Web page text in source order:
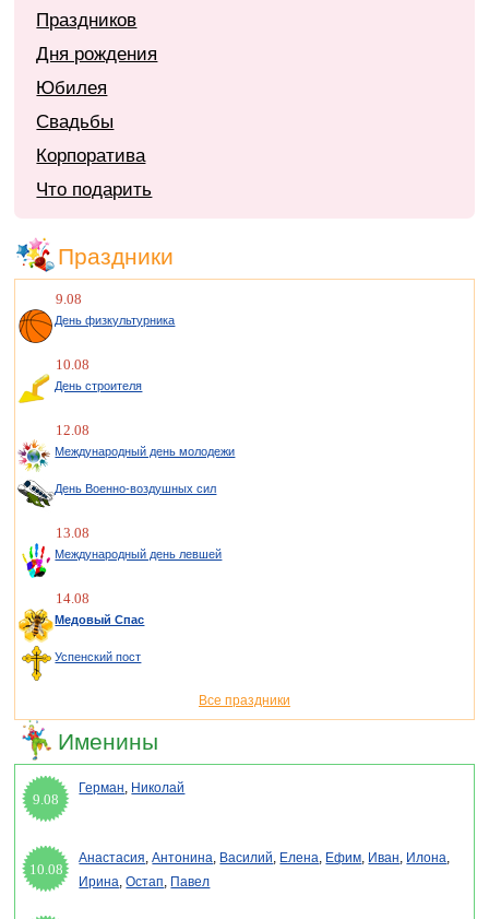
Праздников
Дня рождения
Юбилея
Свадьбы
Корпоратива
Что подарить
Праздники
9.08
День физкультурника
10.08
День строителя
12.08
Международный день молодежи
День Военно-воздушных сил
13.08
Международный день левшей
14.08
Медовый Спас
Успенский пост
Все праздники
Именины
9.08
Герман, Николай
10.08
Анастасия,Антонина, Василий, Елена, Ефим, Иван, Илона,
Ирина,Остап, Павел